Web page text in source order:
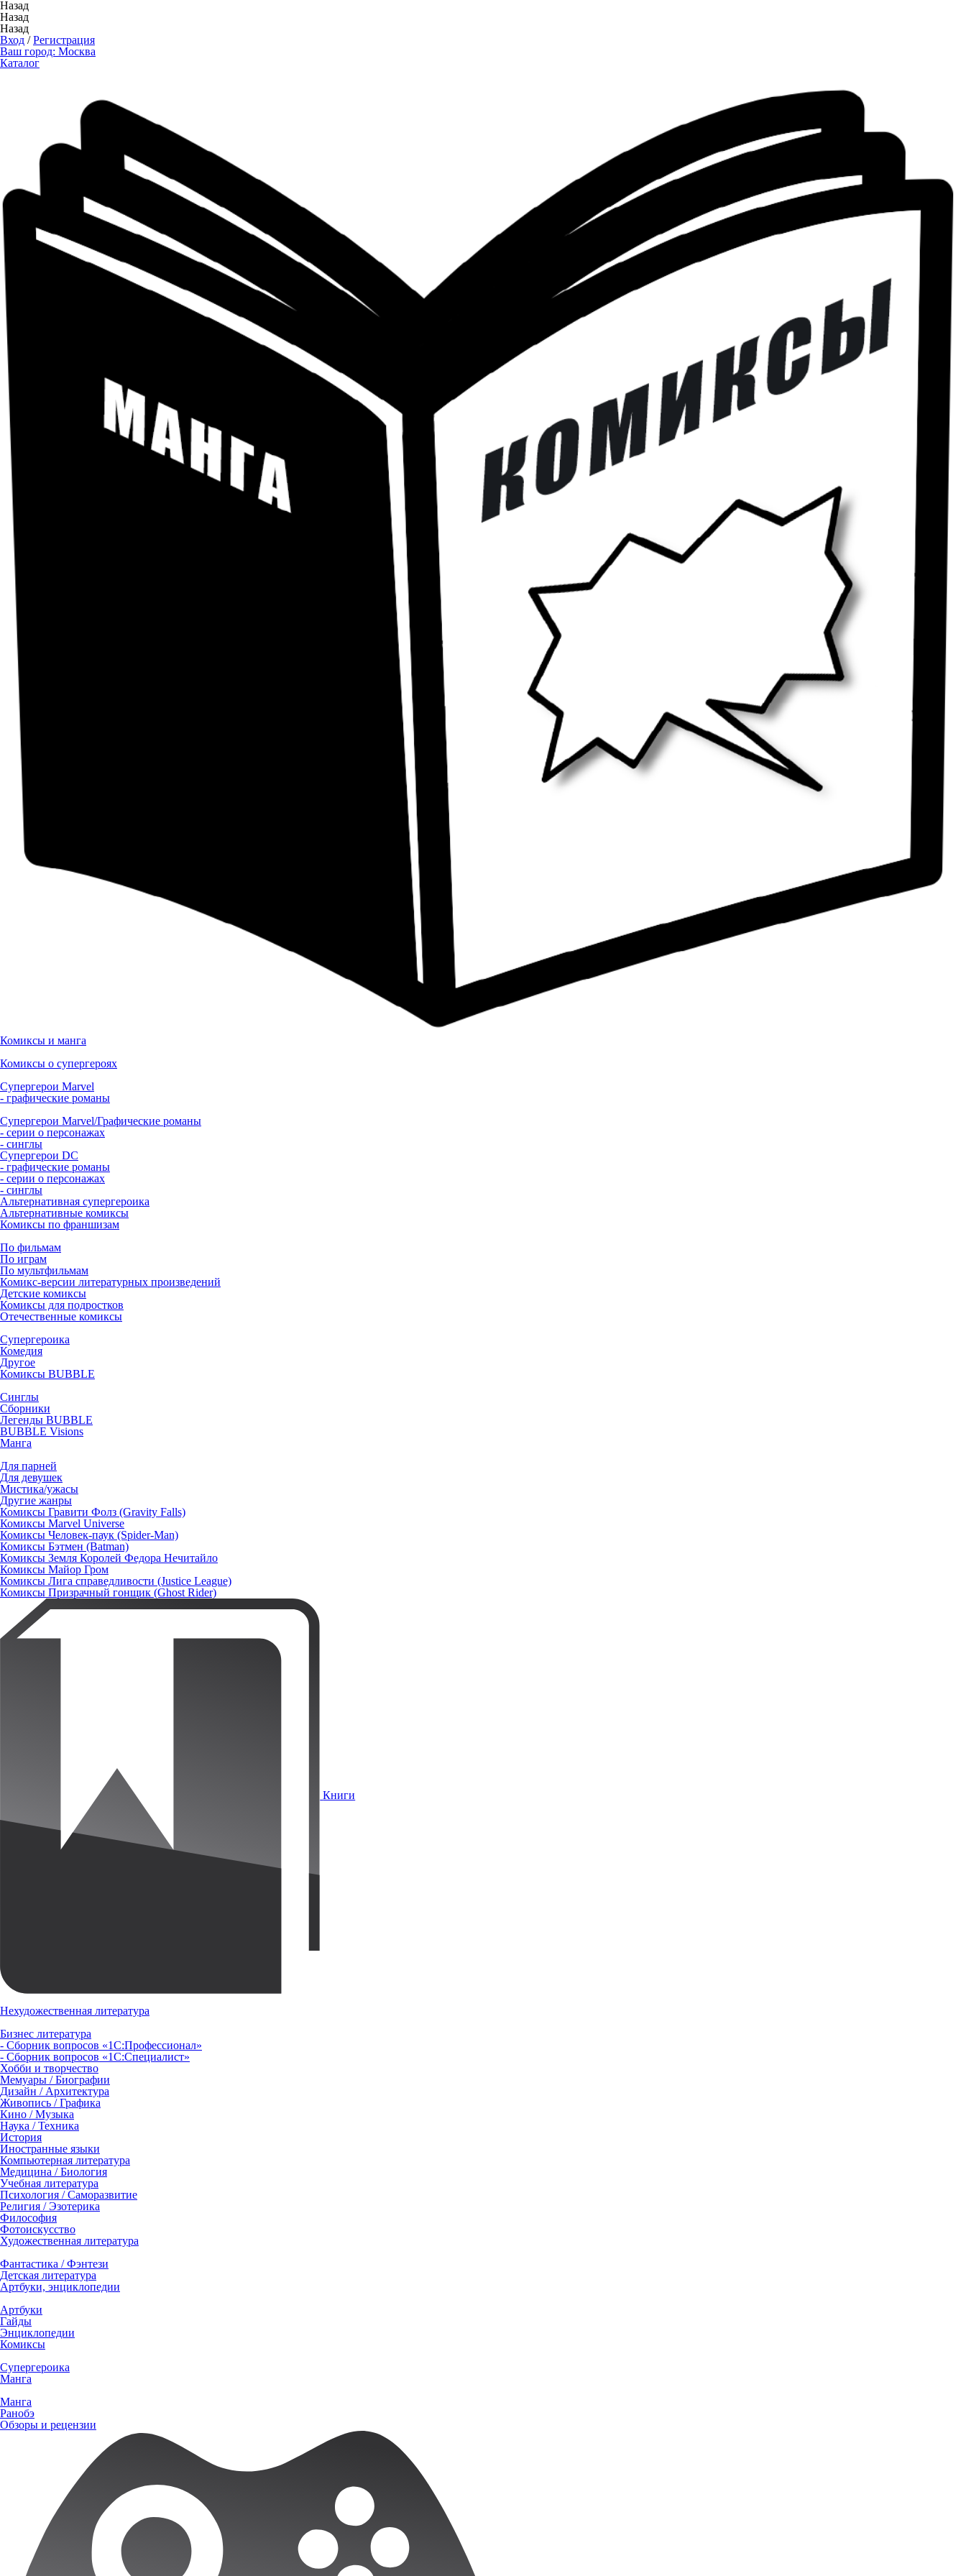
Назад
Назад
Назад
Вход /Регистрация
Ваш город: Москва
Каталог
Комиксы и манга
Комиксы о супергероях
Супергерои Marvel
- графические романы
Супергерои Marvel/Графические романы
- серии о персонажах
- синглы
Супергерои DC
- графические романы
- серии о персонажах
- синглы
Альтернативная супергероика
Альтернативные комиксы
Комиксы по франшизам
По фильмам
По играм
По мультфильмам
Комикс-версии литературных произведений
Детские комиксы
Комиксы для подростков
Отечественные комиксы
Супергероика
Комедия
Другое
Комиксы BUBBLE
Синглы
Сборники
Легенды BUBBLE
BUBBLE Visions
Манга
Для парней
Для девушек
Мистика/ужасы
Другие жанры
Комиксы Гравити Фолз (Gravity Falls)
Комиксы Marvel Universe
Комиксы Человек-паук (Spider-Man)
Комиксы Бэтмен (Batman)
Комиксы Земля Королей Федора Нечитайло
Комиксы Майор Гром
Комиксы Лига справедливости (Justice League)
Комиксы Призрачный гонщик (Ghost Rider)
Книги
Нехудожественная литература
Бизнес литература
- Сборник вопросов «1С:Профессионал»
- Сборник вопросов «1С:Специалист»
Хобби и творчество
Мемуары / Биографии
Дизайн / Архитектура
Живопись / Графика
Кино / Музыка
Наука / Техника
История
Иностранные языки
Компьютерная литература
Медицина / Биология
Учебная литература
Психология / Саморазвитие
Религия / Эзотерика
Философия
Фотоискусство
Художественная литература
Фантастика / Фэнтези
Детская литература
Артбуки, энциклопедии
Артбуки
Гайды
Энциклопедии
Комиксы
Супергероика
Манга
Манга
Ранобэ
Обзоры и рецензии